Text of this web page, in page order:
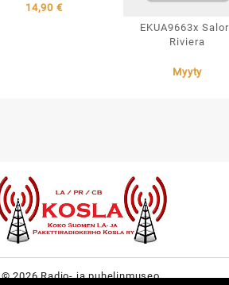
14,90 €
EKUA9663x
Riviera
Myyty
© 2026 Radio- ja puhelinmuseo.